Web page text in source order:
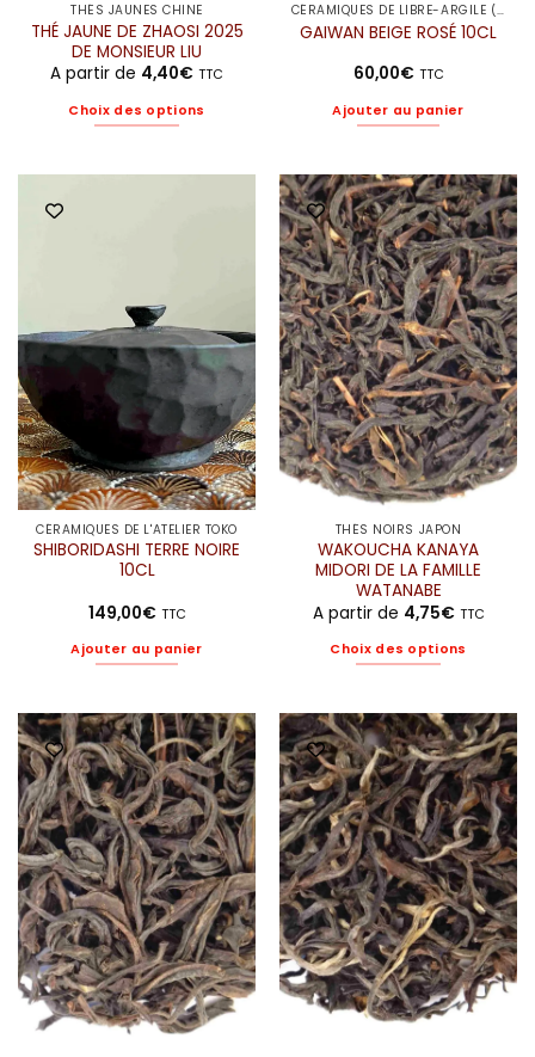
THÉS JAUNES CHINE
THÉ JAUNE DE ZHAOSI 2025
DE MONSIEUR LIU
A partir de 4,40€ TTC
Choix des options
peuvent
être
choisies
sur
la
page
du
produit
CÉRAMIQUES DE LIBRE-ARGILE (ELODIE)
GAIWAN BEIGE ROSÉ 10CL
60,00€ TTC
Ajouter au panier
CÉRAMIQUES DE L'ATELIER TOKO
SHIBORIDASHI TERRE NOIRE
10CL
149,00€ TTC
Ajouter au panier
THÉS NOIRS JAPON
WAKOUCHA KANAYA
MIDORI DE LA FAMILLE
WATANABE
A partir de 4,75€ TTC
Choix des options
a
plusieurs
variations.
Les
options
peuvent
être
choisies
sur
la
page
du
produit